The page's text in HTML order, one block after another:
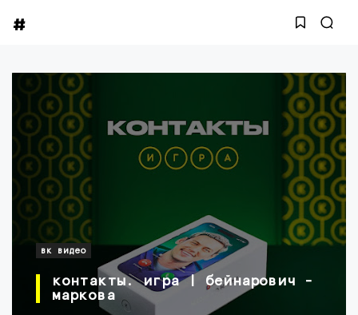
вк видео
контакты. игра | бейнарович -
маркова